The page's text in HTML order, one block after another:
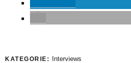
KATEGORIE: Interviews